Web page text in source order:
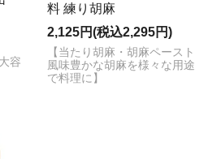
容
料 練り胡麻
2,125円(税込2,295円)
【当たり胡麻・胡麻ペースト
風味豊かな胡麻を様々な用途
で料理に】